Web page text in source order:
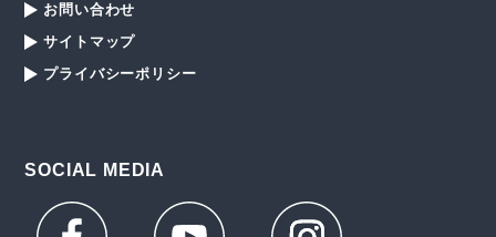
お問い合わせ
サイトマップ
プライバシーポリシー
SOCIAL MEDIA